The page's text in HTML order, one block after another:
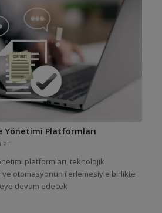
Yönetimi Platformları
platformları, teknolojik
ve otomasyonun ilerlemesiyle birlikte
devam edecek